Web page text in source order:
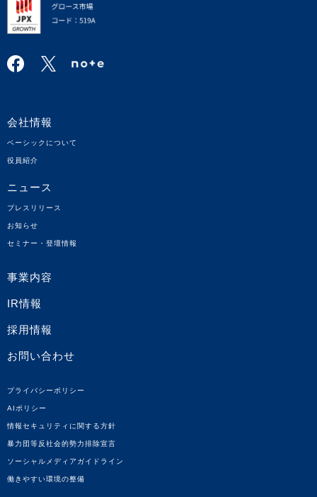
会社情報
ベーシックについて
役員紹介
ニュース
プレスリリース
お知らせ
セミナー・登壇情報
事業内容
IR情報
採用情報
お問い合わせ
プライバシーポリシー
AIポリシー
情報セキュリティに関する方針
暴力団等反社会的勢力排除宣言
ソーシャルメディアガイドライン
働きやすい環境の整備